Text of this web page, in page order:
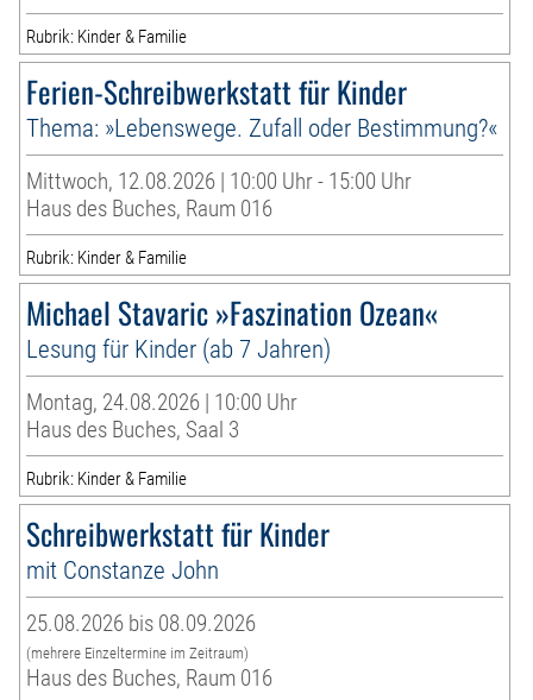
Rubrik: Kinder & Familie
Ferien-Schreibwerkstatt für Kinder
Thema: »Lebenswege. Zufall oder Bestimmung?«
Mittwoch, 12.08.2026 | 10:00 Uhr - 15:00 Uhr
Haus des Buches, Raum 016
Rubrik: Kinder & Familie
Michael Stavaric »Faszination Ozean«
Lesung für Kinder (ab 7 Jahren)
Montag, 24.08.2026 | 10:00 Uhr
Haus des Buches, Saal 3
Rubrik: Kinder & Familie
Schreibwerkstatt für Kinder
mit Constanze John
25.08.2026 bis 08.09.2026
(mehrere Einzeltermine im Zeitraum)
Haus des Buches, Raum 016